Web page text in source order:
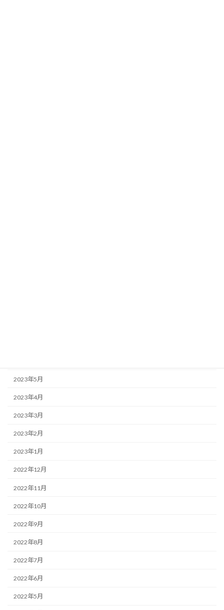
2023年5月
2023年4月
2023年3月
2023年2月
2023年1月
2022年12月
2022年11月
2022年10月
2022年9月
2022年8月
2022年7月
2022年6月
2022年5月